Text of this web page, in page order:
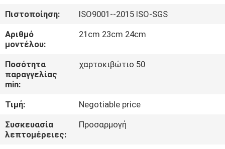
ΓΎΡΟΣ
ΕΡΓΟΣΤΑΣΊΩΝ
ΠΟΙΟΤΙΚΌΣ
ΈΛΕΓΧΟΣ
ΜΑΣ
ΕΛΆΤΕ
Πιστοποίηση:
ISO9001--2015 ISO-SGS
Αριθμό
μοντέλου:
21cm 23cm 24cm
Ποσότητα
παραγγελίας
min:
χαρτοκιβώτιο 50
Τιμή:
Negotiable price
Συσκευασία
λεπτομέρειες:
Προσαρμογή